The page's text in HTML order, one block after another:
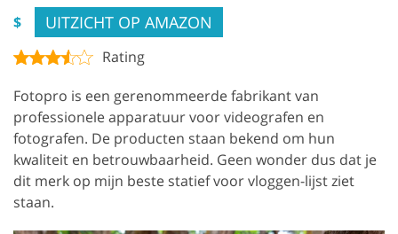
$ UITZICHT OP AMAZON
Rating
Fotopro is een gerenommeerde fabrikant van
professionele apparatuur voor videografen en
fotografen. De producten staan bekend om hun
kwaliteit en betrouwbaarheid. Geen wonder dus dat je
dit merk op mijn beste statief voor vloggen-lijst ziet
staan.